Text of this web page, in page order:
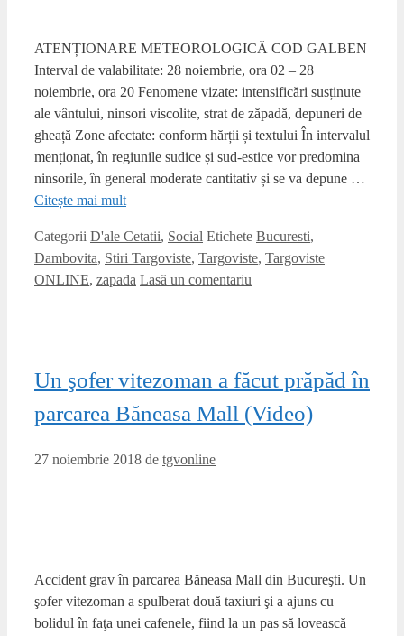
ATENȚIONARE METEOROLOGICĂ COD GALBEN
Interval de valabilitate: 28 noiembrie, ora 02 – 28
noiembrie, ora 20 Fenomene vizate: intensificări susținute
ale vântului, ninsori viscolite, strat de zăpadă, depuneri de
gheață Zone afectate: conform hărții și textului În intervalul
menționat, în regiunile sudice și sud-estice vor predomina
ninsorile, în general moderate cantitativ și se va depune …
Citește mai mult
Categorii D'ale Cetatii, Social Etichete Bucuresti,
Dambovita, Stiri Targoviste, Targoviste, Targoviste
ONLINE, zapada Lasă un comentariu
Un şofer vitezoman a făcut prăpăd în
parcarea Băneasa Mall (Video)
27 noiembrie 2018 de tgvonline
Accident grav în parcarea Băneasa Mall din Bucureşti. Un
şofer vitezoman a spulberat două taxiuri şi a ajuns cu
bolidul în faţa unei cafenele, fiind la un pas să lovească